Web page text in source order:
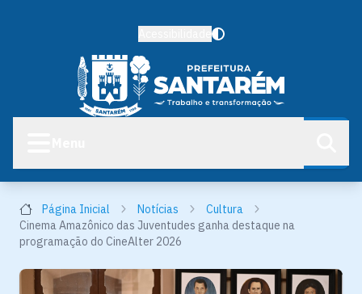
Página Inicial Notícias
Cultura
Cinema Amazônico das Juventudes ganha destaque na
programação do CineAlter 2026